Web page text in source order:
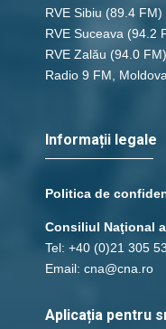
RVE Sibiu (89.4 FM)
RVE Suceava (94.2
RVE Zalău (94.0 FM)
Radio 9 FM,
Informații legale
Politica de
Consiliul Naţional
Tel: +40 (0)21 305
Email: cna@cna.ro
Aplicația pentru